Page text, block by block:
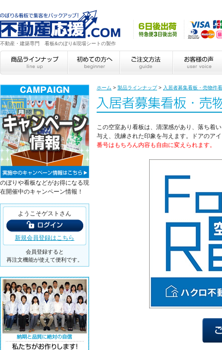
不動産・建築専門 看板&のぼり&現場シートの製作
ホーム > 製品ラインナップ> 入居者募集看板・売物件
この空室あり看板は、清潔感があり、落ち着
与え、洗練された印象を与えます。ドアのア
番号はもちろん内容も自由に変えられます。
のぼりや看板などがお得になる現
在開催中のキャンペーン情報！
ようこそゲストさん
新規会員登録はこちら
会員登録すると
再注文機能が使えて便利です。